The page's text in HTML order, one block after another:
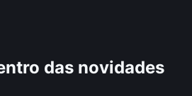
das novidades